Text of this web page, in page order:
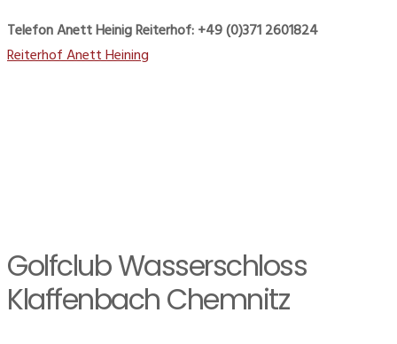
Telefon Anett Heinig Reiterhof: +49 (0)371 2601824
Reiterhof Anett Heining
Golfclub Wasserschloss
Klaffenbach Chemnitz